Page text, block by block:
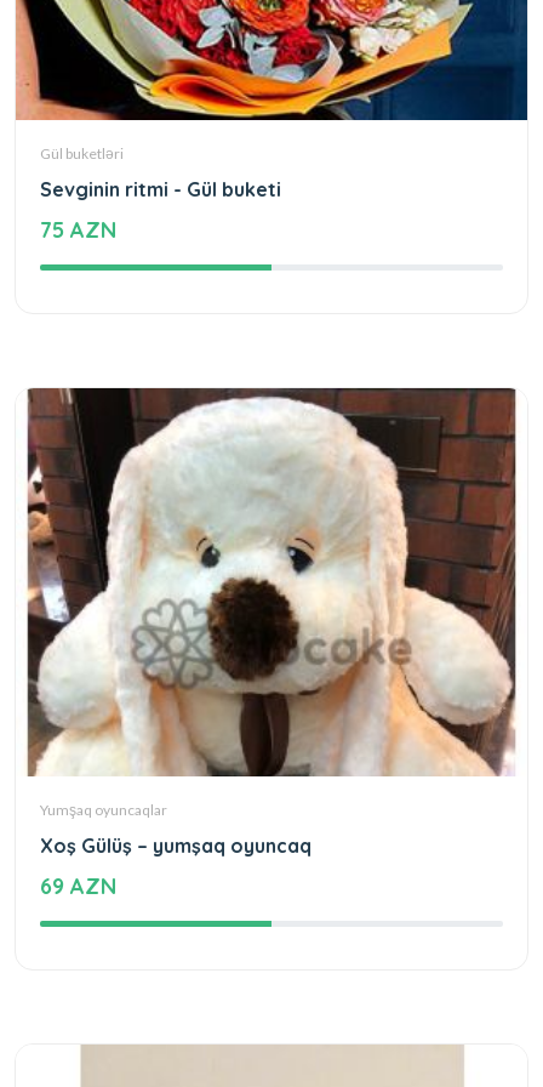
Gül buketləri
Sevginin ritmi - Gül buketi
75 AZN
Yumşaq oyuncaqlar
Xoş Gülüş – yumşaq oyuncaq
69 AZN